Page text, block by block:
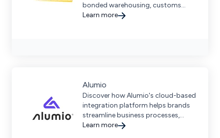
bonded warehousing, customs
expertise, and real-time visibility for
Learn more
Alumio
Discover how Alumio's cloud-based
integration platform helps brands
streamline business processes,
connect systems, and drive digital
Learn more